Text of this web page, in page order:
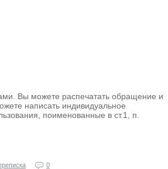
Вы можете распечатать обращение и
написать индивидуальное
поименованные в ст.1, п.
0